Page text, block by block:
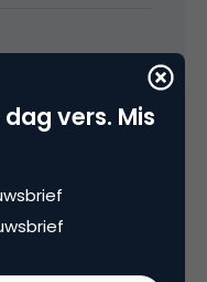
vers. Mis